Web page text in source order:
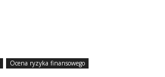
Ocena ryzyka finansowego